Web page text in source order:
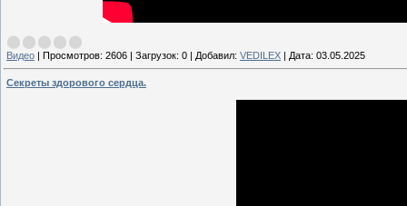
Видео | Просмотров: 2606 | Загрузок: 0 | Добавил: VEDILEX | Дата: 03.05.2025
Секреты здорового сердца.